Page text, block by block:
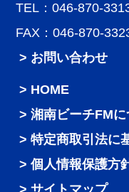
TEL：046-870-
FAX：046-870-
> お問い合わせ
HOME
湘南ビーチFMに
特定商取引法に
個人情報保護方